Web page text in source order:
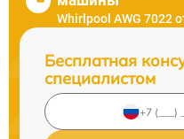
Whirlpool AWG 7022
Бесплатная
специалистом